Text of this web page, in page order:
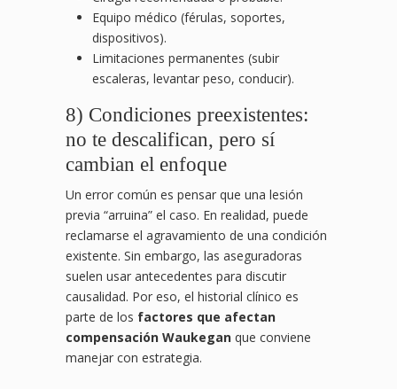
Equipo médico (férulas, soportes,
dispositivos).
Limitaciones permanentes (subir
escaleras, levantar peso, conducir).
8) Condiciones preexistentes:
no te descalifican, pero sí
cambian el enfoque
Un error común es pensar que una lesión
previa “arruina” el caso. En realidad, puede
reclamarse el agravamiento de una condición
existente. Sin embargo, las aseguradoras
suelen usar antecedentes para discutir
causalidad. Por eso, el historial clínico es
parte de los factores que afectan
compensación Waukegan que conviene
manejar con estrategia.